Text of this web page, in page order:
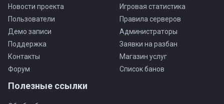
Новости проекта
Пользователи
Демо записи
Поддержка
Контакты
Форум
Игровая статистика
Правила серверов
Администраторы
Заявки на разбан
Магазин услуг
Список банов
Полезные ссылки